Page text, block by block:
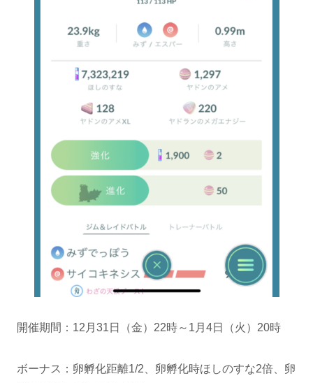
開催期間：12月31日（金）22時～1月4日（火）20時
ボーナス：卵孵化距離1/2、卵孵化時ほしのすな2倍、卵